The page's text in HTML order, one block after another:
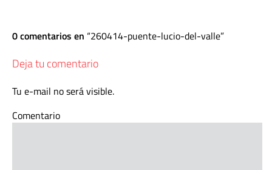
0 comentarios en 260414-puente-lucio-del-valle
Deja tu comentario
Tu e-mail no será visible.
Comentario